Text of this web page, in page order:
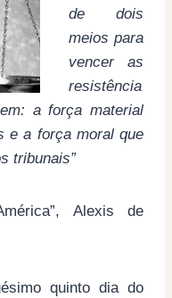
de dois
meios para
vencer as
resistência
a força material
e a força moral que
tribunais”
Alexis de
quinto dia do